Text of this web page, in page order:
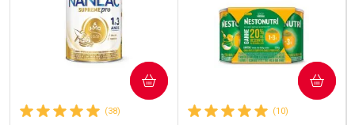
(38)
COMPRAR
(10)
COMPRAR